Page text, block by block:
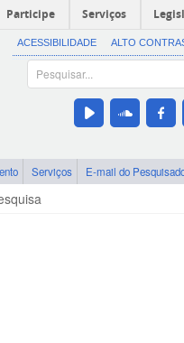
Participe Serviços
ACESSIBILIDADE ALTO
Serviços E-mail do